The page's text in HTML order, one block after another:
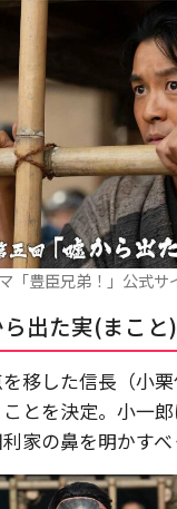
「豊臣兄弟！」公式
出た実(まこと
移した信長（小
とを決定。小一
家の鼻を明かすべ